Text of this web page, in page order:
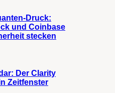
Druck:
und Coinbase
stecken
Der Clarity
Zeitfenster